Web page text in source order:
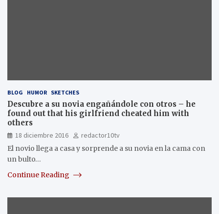
BLOG HUMOR SKETCHES
Descubre a su novia engañándole con otros – he
found out that his girlfriend cheated him with
others
18 diciembre 2016
redactor10tv
El novio llega a casa y sorprende a su novia en la cama con
un bulto…
Continue Reading